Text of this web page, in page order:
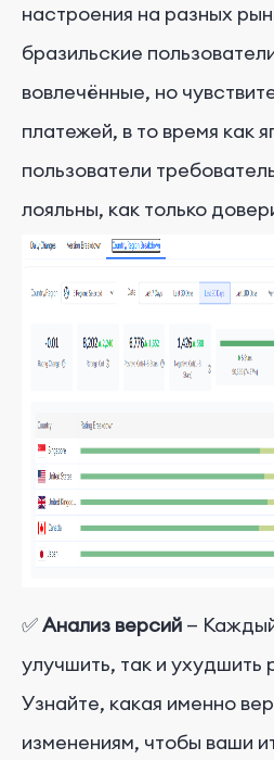
настроения на разных
бразильские
вовлечённые, но
платежей, в то время как
пользователи
лояльны, как только
✅Анализ версий —
улучшить, так и ухудшить
Узнайте, какая именно
изменениям, чтобы ваши